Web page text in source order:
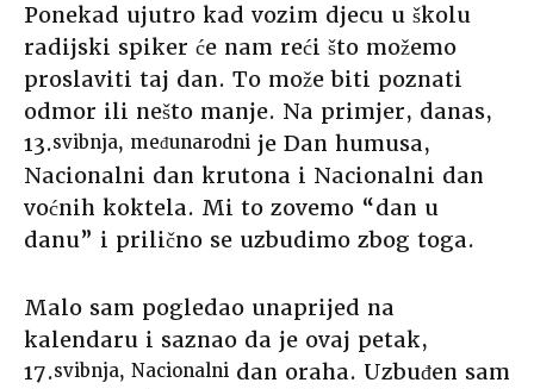
Ponekad ujutro kad vozim djecu u školu
radijski spiker će nam reći što možemo
proslaviti taj dan. To može biti poznati
odmor ili nešto manje. Na primjer, danas,
13.svibnja, međunarodni je Dan humusa,
Nacionalni dan krutona i Nacionalni dan
voćnih koktela. Mi to zovemo “dan u
danu” i prilično se uzbudimo zbog toga.
Malo sam pogledao unaprijed na
kalendaru i saznao da je ovaj petak,
17.svibnja, Nacionalni dan oraha. Uzbuđen sam